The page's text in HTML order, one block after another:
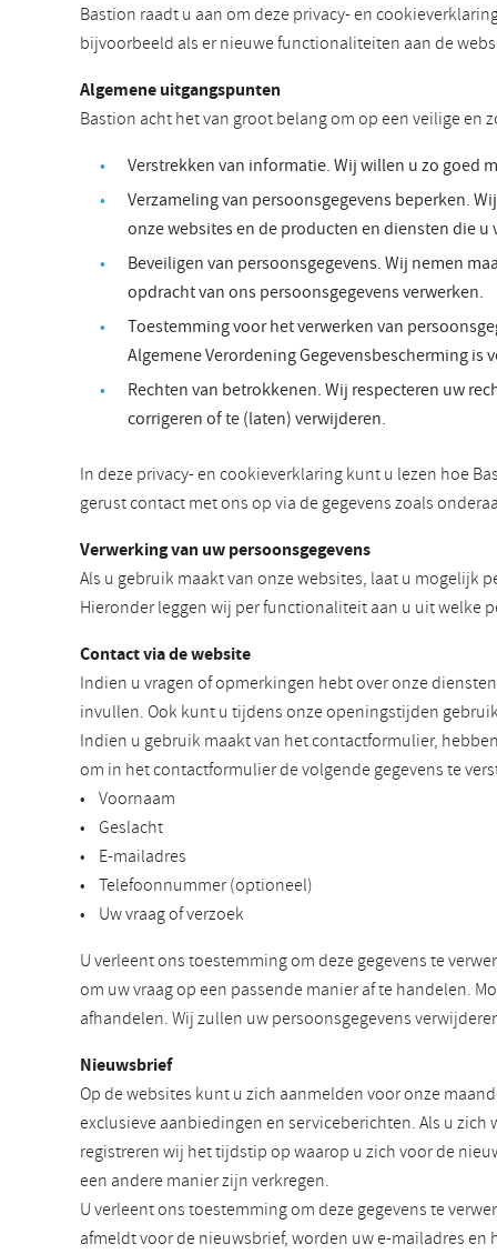
Bastion raadt u aan om deze privacy- en
bijvoorbeeld als er nieuwe functionaliteiten aan de
Algemene uitgangspunten
Bastion acht het van groot belang om op een veilige en
Verstrekken van informatie. Wij willen u zo goed
Verzameling van persoonsgegevens beperken.
onze websites en de producten en diensten die u
Beveiligen van persoonsgegevens. Wij nemen
opdracht van ons persoonsgegevens verwerken.
Toestemming voor het verwerken van
Algemene Verordening Gegevensbescherming is
Rechten van betrokkenen. Wij respecteren uw
corrigeren of te (laten) verwijderen.
In deze privacy- en cookieverklaring kunt u lezen hoe
gerust contact met ons op via de gegevens zoals
Verwerking van uw persoonsgegevens
Als u gebruik maakt van onze websites, laat u mogelijk
Hieronder leggen wij per functionaliteit aan u uit welke
Contact via de website
Indien u vragen of opmerkingen hebt over onze
invullen. Ook kunt u tijdens onze openingstijden
Indien u gebruik maakt van het contactformulier,
om in het contactformulier de volgende gegevens te
• Voornaam
• Geslacht
• E-mailadres
• Telefoonnummer (optioneel)
• Uw vraag of verzoek
U verleent ons toestemming om deze gegevens te
om uw vraag op een passende manier af te handelen.
afhandelen. Wij zullen uw persoonsgegevens
Nieuwsbrief
Op de websites kunt u zich aanmelden voor onze
exclusieve aanbiedingen en serviceberichten. Als u
registreren wij het tijdstip op waarop u zich voor de
een andere manier zijn verkregen.
U verleent ons toestemming om deze gegevens te
afmeldt voor de nieuwsbrief, worden uw e-mailadres